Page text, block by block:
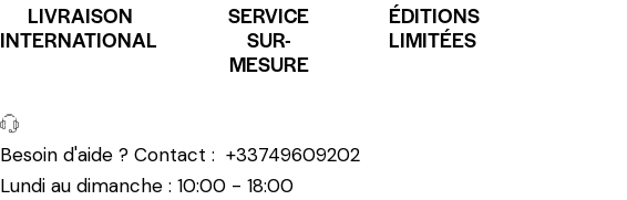
LIVRAISON
INTERNATIONAL
SERVICE
SUR-
MESURE
ÉDITIONS
LIMITÉES
Besoin d'aide ? Contact : +33749609202
Lundi au dimanche : 10:00 - 18:00